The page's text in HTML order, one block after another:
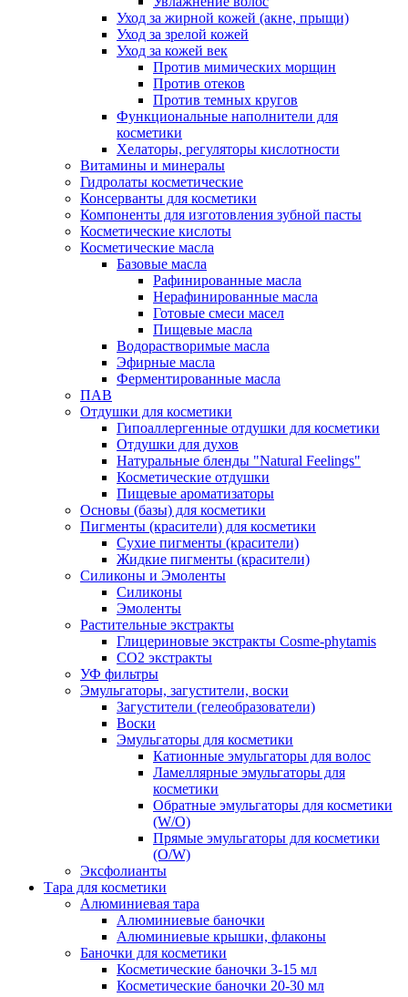
Уход за жирной кожей (акне, прыщи)
Уход за зрелой кожей
Уход за кожей век
Против мимических морщин
Против отеков
Против темных кругов
Функциональные наполнители для
косметики
Хелаторы, регуляторы кислотности
Витамины и минералы
Гидролаты косметические
Консерванты для косметики
Компоненты для изготовления зубной пасты
Косметические кислоты
Косметические масла
Базовые масла
Рафинированные масла
Нерафинированные масла
Готовые смеси масел
Пищевые масла
Водорастворимые масла
Эфирные масла
Ферментированные масла
ПАВ
Отдушки для косметики
Гипоаллергенные отдушки для косметики
Отдушки для духов
Натуральные бленды "Natural Feelings"
Косметические отдушки
Пищевые ароматизаторы
Основы (базы) для косметики
Пигменты (красители) для косметики
Сухие пигменты (красители)
Жидкие пигменты (красители)
Силиконы и Эмоленты
Силиконы
Эмоленты
Растительные экстракты
Глицериновые экстракты Cosme-phytamis
СО2 экстракты
УФ фильтры
Эмульгаторы, загустители, воски
Загустители (гелеобразователи)
Воски
Эмульгаторы для косметики
Катионные эмульгаторы для волос
Ламеллярные эмульгаторы для
косметики
Обратные эмульгаторы для косметики
(W/O)
Прямые эмульгаторы для косметики
(O/W)
Эксфолианты
Тара для косметики
Алюминиевая тара
Алюминиевые баночки
Алюминиевые крышки, флаконы
Баночки для косметики
Косметические баночки 3-15 мл
Косметические баночки 20-30 мл